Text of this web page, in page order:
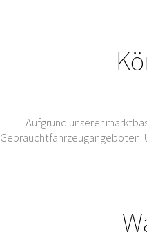
Aufgrund unserer
Gebrauchtfahrzeugangeboten.